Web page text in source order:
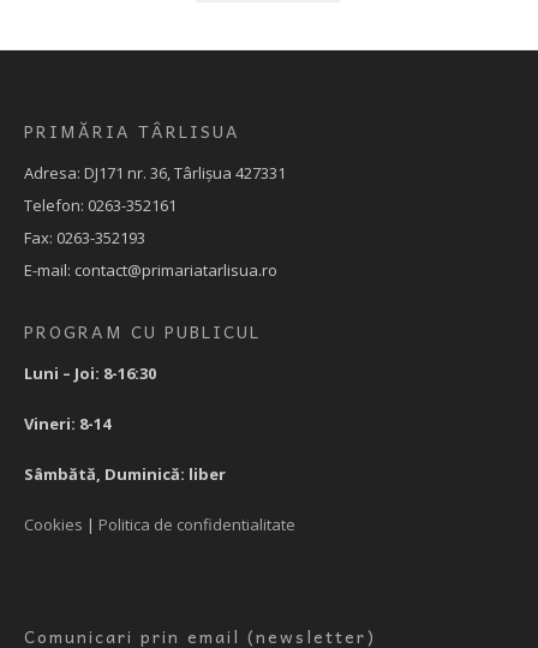
PRIMĂRIA TÂRLISUA
Adresa: DJ171 nr. 36, Târlișua 427331
Telefon: 0263-352161
Fax: 0263-352193
E-mail: contact@primariatarlisua.ro
PROGRAM CU PUBLICUL
Luni – Joi: 8-16:30
Vineri: 8-14
Sâmbătă, Duminică: liber
Cookies | Politica de confidentialitate
Comunicari prin email (newsletter)